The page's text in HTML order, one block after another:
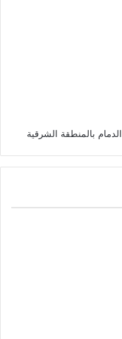
بالمنطقة الشرقية